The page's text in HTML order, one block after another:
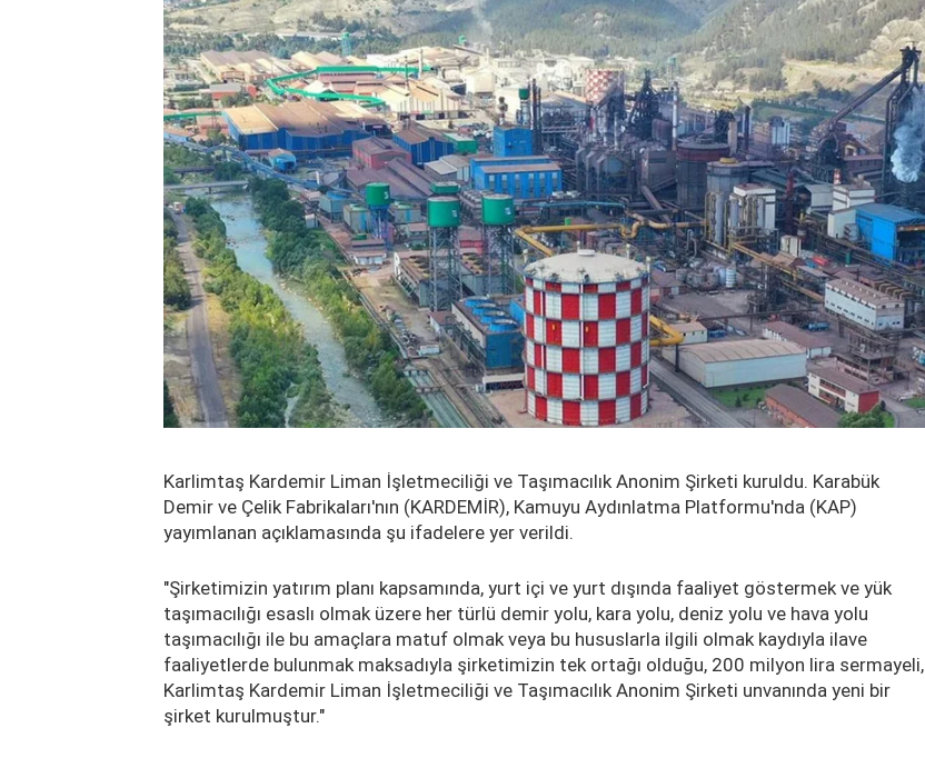
Karlimtaş Kardemir Liman İşletmeciliği ve Taşımacılık Anonim Şirketi kuruldu. Karabük
Demir ve Çelik Fabrikaları'nın (KARDEMİR), Kamuyu Aydınlatma Platformu'nda (KAP)
yayımlanan açıklamasında şu ifadelere yer verildi.
"Şirketimizin yatırım planı kapsamında, yurt içi ve yurt dışında faaliyet göstermek ve yük
taşımacılığı esaslı olmak üzere her türlü demir yolu, kara yolu, deniz yolu ve hava yolu
taşımacılığı ile bu amaçlara matuf olmak veya bu hususlarla ilgili olmak kaydıyla ilave
faaliyetlerde bulunmak maksadıyla şirketimizin tek ortağı olduğu, 200 milyon lira sermayeli,
Karlimtaş Kardemir Liman İşletmeciliği ve Taşımacılık Anonim Şirketi unvanında yeni bir
şirket kurulmuştur."